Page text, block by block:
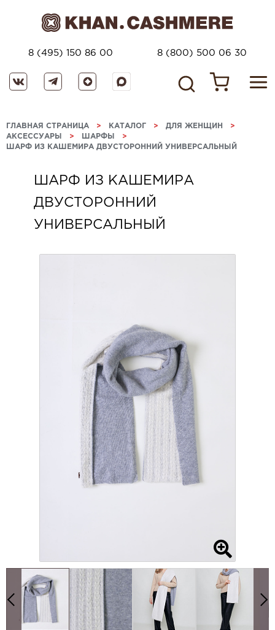
8 (495) 150 86 00 8 (800) 500 06 30
ГЛАВНАЯ СТРАНИЦА > КАТАЛОГ > ДЛЯ ЖЕНЩИН >
АКСЕССУАРЫ > ШАРФЫ >
ШАРФ ИЗ КАШЕМИРА ДВУСТОРОННИЙ УНИВЕРСАЛЬНЫЙ
ШАРФ ИЗ КАШЕМИРА
ДВУСТОРОННИЙ
УНИВЕРСАЛЬНЫЙ